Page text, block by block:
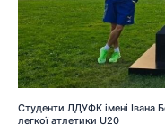
Студенти ЛДУФК імені Івана
легкої атлетики U20